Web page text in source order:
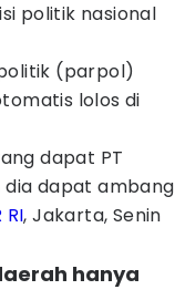
politik nasional
(parpol)
lolos di
dapat PT
dia dapat ambang
RI, Jakarta, Senin
hanya